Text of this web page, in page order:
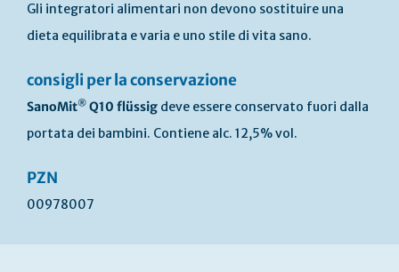
Gli integratori alimentari non devono sostituire una
dieta equilibrata e varia e uno stile di vita sano.
consigli per la conservazione
SanoMit® Q10 flüssig deve essere conservato fuori dalla
portata dei bambini. Contiene alc. 12,5% vol.
PZN
00978007